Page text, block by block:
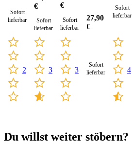
Sofort
lieferbar
2
Cordura
€
Sofort
lieferbar
3
€
Sofort
lieferbar
3
27,90
€
Sofort
lieferbar
Sofort
lieferbar
4
Du willst weiter stöbern?